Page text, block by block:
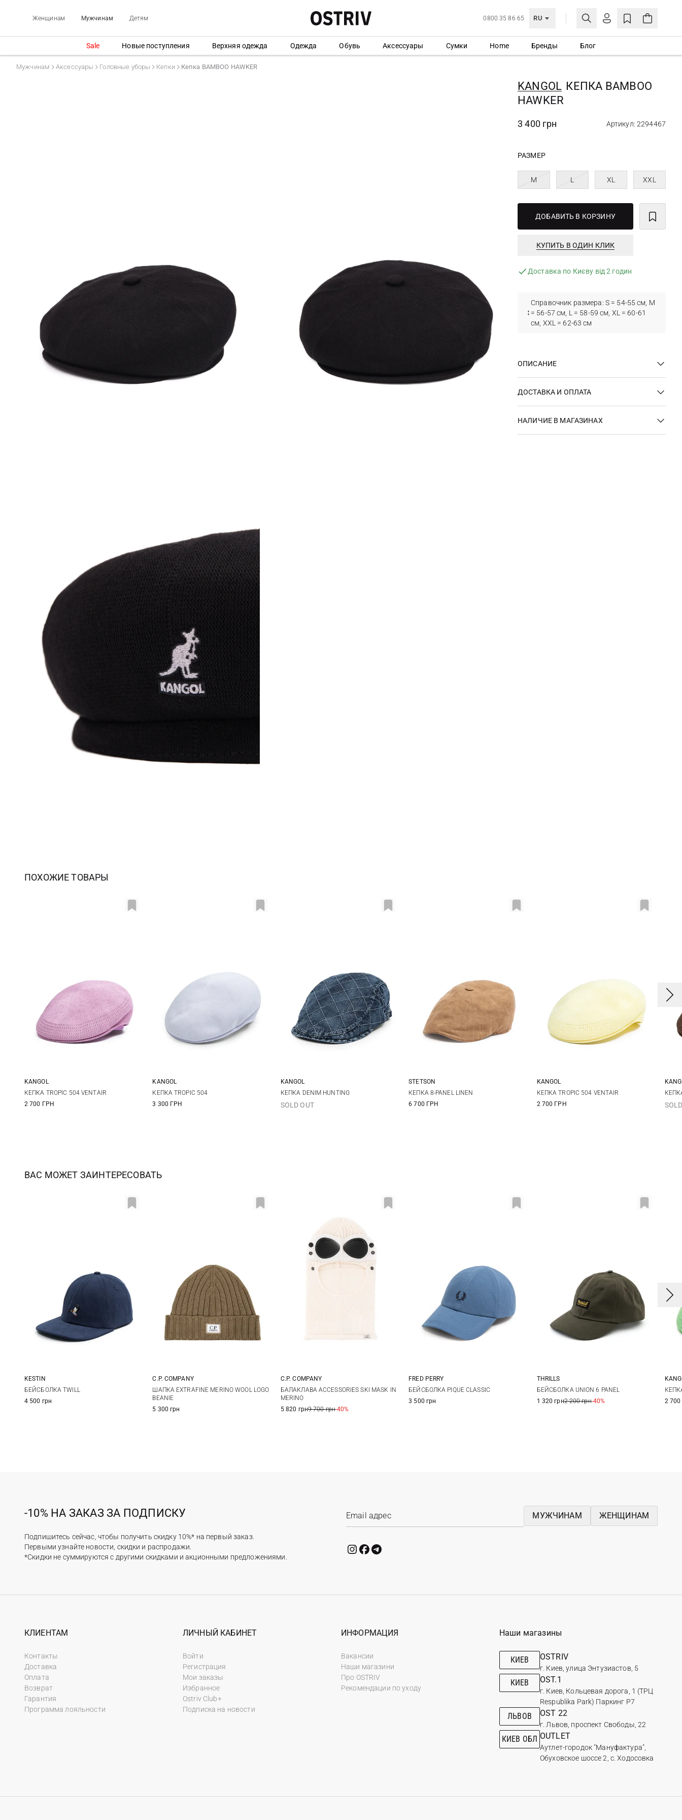
Женщинам Мужчинам Детям 0800 35 86 65 RU
ЛИЧНЫЙ КАБИНЕТ
СОЗДАТЬ УЧЕТНУЮ ЗАПИСЬ
Sale Новые поступления Верхняя одежда Одежда Обувь Аксессуары Сумки Home Бренды Блог
Мужчинам Аксессуары Головные уборы Кепки Кепка BAMBOO HAWKER
KANGOL КЕПКА BAMBOO
HAWKER
3 400 грн Артикул: 2294467
РАЗМЕР
M L XL XXL
ДОБАВИТЬ В КОРЗИНУ
КУПИТЬ В ОДИН КЛИК
Доставка по Києву від 2 годин
Справочник размера: S = 54-55 см, M
= 56-57 см, L = 58-59 см, XL = 60-61
см, XXL = 62-63 см
ОПИСАНИЕ
ДОСТАВКА И ОПЛАТА
НАЛИЧИЕ В МАГАЗИНАХ
ПОХОЖИЕ ТОВАРЫ
S M L
KANGOL
КЕПКА TROPIC 504 VENTAIR
2 700 ГРН
S M
KANGOL
КЕПКА TROPIC 504
3 300 ГРН
L
KANGOL
КЕПКА DENIM HUNTING
SOLD OUT
57 58
STETSON
КЕПКА 8-PANEL LINEN
6 700 ГРН
S M L
KANGOL
КЕПКА TROPIC 504 VENTAIR
2 700 ГРН
S
ВАС МОЖЕТ ЗАИНТЕРЕСОВАТЬ
M
KESTIN
БЕЙСБОЛКА TWILL
4 500 грн
One size
C.P. COMPANY
ШАПКА EXTRAFINE MERINO WOOL LOGO
BEANIE
5 300 грн
One size
C.P. COMPANY
БАЛАКЛАВА ACCESSORIES SKI MASK IN
MERINO
5 820 грн9 700 грн-40%
One size
FRED PERRY
БЕЙСБОЛКА PIQUE CLASSIC
3 500 грн
One size
THRILLS
БЕЙСБОЛКА UNION 6 PANEL
1 320 грн2 200 грн-40%
M
2 700
-10% НА ЗАКАЗ ЗА ПОДПИСКУ
Подпишитесь сейчас, чтобы получить скидку 10%* на первый заказ.
Первыми узнайте новости, скидки и распродажи.
*Скидки не суммируются с другими скидками и акционными предложениями.
МУЖЧИНАМ ЖЕНЩИНАМ
КЛИЕНТАМ
Контакты
Доставка
Оплата
Возврат
Гарантия
Программа лояльности
ЛИЧНЫЙ КАБИНЕТ
Войти
Регистрация
Мои заказы
Избранное
Ostriv Club+
Подписка на новости
ИНФОРМАЦИЯ
Вакансии
Наши магазини
Про OSTRIV
Рекомендации по уходу
Наши магазины
КИЕВ OSTRIV
г. Киев, улица Энтузиастов, 5
КИЕВ OST.1
г. Киев, Кольцевая дорога, 1 (ТРЦ
Respublika Park) Паркинг Р7
ЛЬВОВ OST 22
г. Львов, проспект Свободы, 22
КИЕВ ОБЛ OUTLET
Аутлет-городок "Мануфактура",
Обуховское шоссе 2, с. Ходосовка